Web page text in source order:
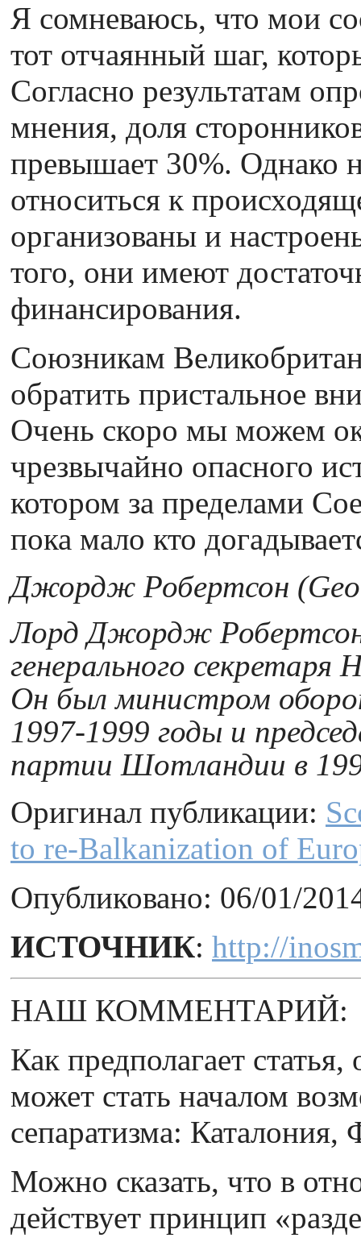
Я сомневаюсь, что мои
тот отчаянный шаг,
Согласно результатам
мнения, доля
превышает 30%. Однако
относиться к
организованы и
того, они имеют
финансирования.
Союзникам
обратить пристальное
Очень скоро мы можем
чрезвычайно опасного
котором за пределами
пока мало кто
Джордж Робертсон
Лорд Джордж
генерального
Он был министром
1997-1999 годы и
партии Шотландии в
Оригинал публикации:
to re-Balkanization of
Опубликовано: 06/01/
ИСТОЧНИК: http://
НАШ КОММЕНТАРИЙ:
Как предполагает
может стать началом
сепаратизма: Каталония,
Можно сказать, что в
действует принцип